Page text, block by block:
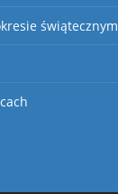
świątecznym